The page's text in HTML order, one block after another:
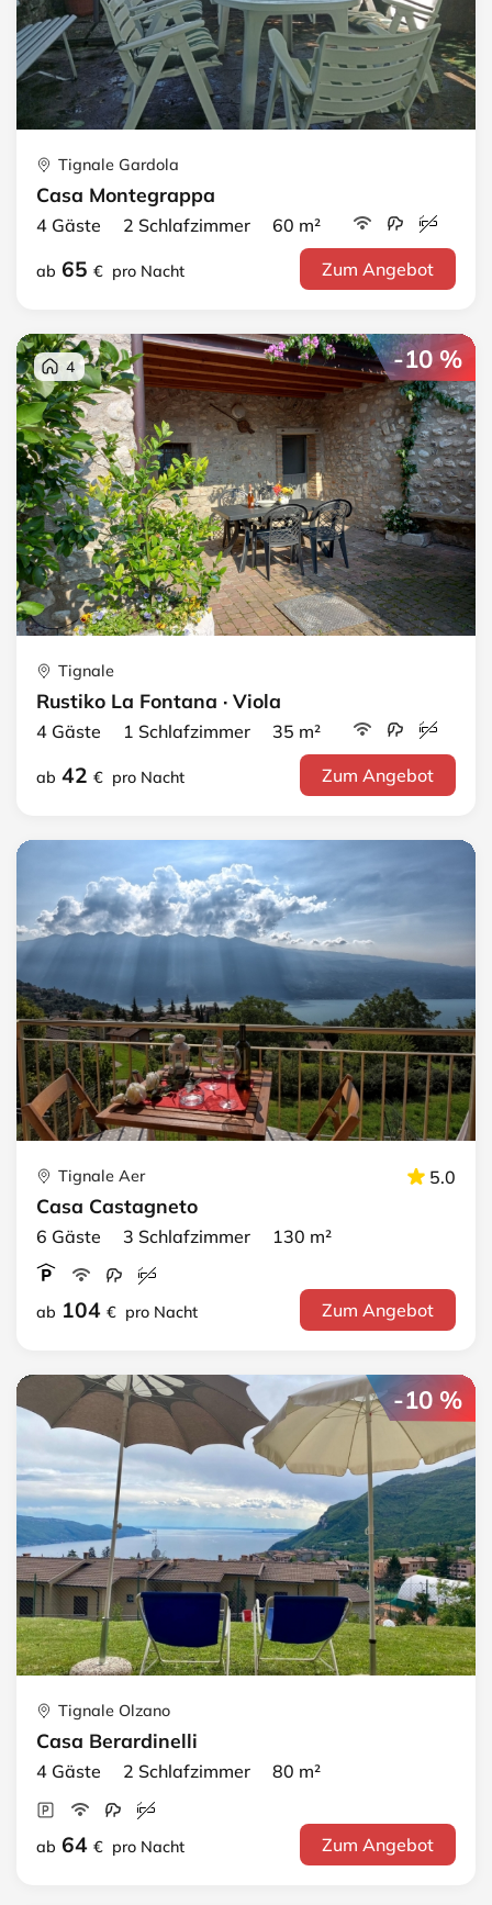
Tignale Gardola
Casa Montegrappa
4 Gäste 2 Schlafzimmer 60 m²
ab 65 € pro Nacht Zum Angebot
-10 %
4
Tignale
Rustiko La Fontana · Viola
4 Gäste 1 Schlafzimmer 35 m²
ab 42 € pro Nacht Zum Angebot
Tignale Aer 5.0
Casa Castagneto
6 Gäste 3 Schlafzimmer 130 m²
ab 104 € pro Nacht Zum Angebot
-10 %
Tignale Olzano
Casa Berardinelli
4 Gäste 2 Schlafzimmer 80 m²
ab 64 € pro Nacht Zum Angebot